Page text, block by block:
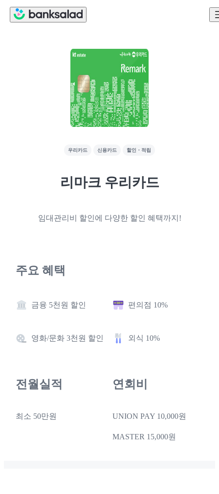
우리카드 신용카드 할인・적립
리마크 우리카드
임대관리비 할인에 다양한 할인 혜택까지!
주요 혜택
금융 5천원 할인 편의점 10%
영화/문화 3천원 할인 외식 10%
전월실적
최소 50만원
연회비
UNION PAY 10,000원
MASTER 15,000원